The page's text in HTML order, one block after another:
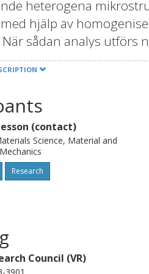
heterogena
hjälp av
sådan analys utförs
Förutsatt att vi
och god
där
virtuella material. Det
homogenisering
den underliggande
där temperatur och
att vara
(utöver
(contact)
Science, Material and
Research
Council (VR)